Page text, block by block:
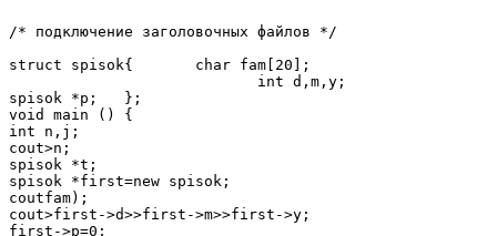
/* подключение заголовочных файлов */
struct spisok{       char fam[20];
                            int d,m,y;
spisok *p;   };
void main () {
int n,j;
cout>n;
spisok *t;
spisok *first=new spisok;
coutfam);
cout>first->d>>first->m>>first->y;
first->p=0;